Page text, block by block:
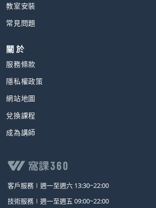
教室安裝
常見問題
關 於
服務條款
隱私權政策
網站地圖
兌換課程
成為講師
客戶服務∣ 週一至週六 13:30~22:00
技術服務∣ 週一至週五 09:00~22:00